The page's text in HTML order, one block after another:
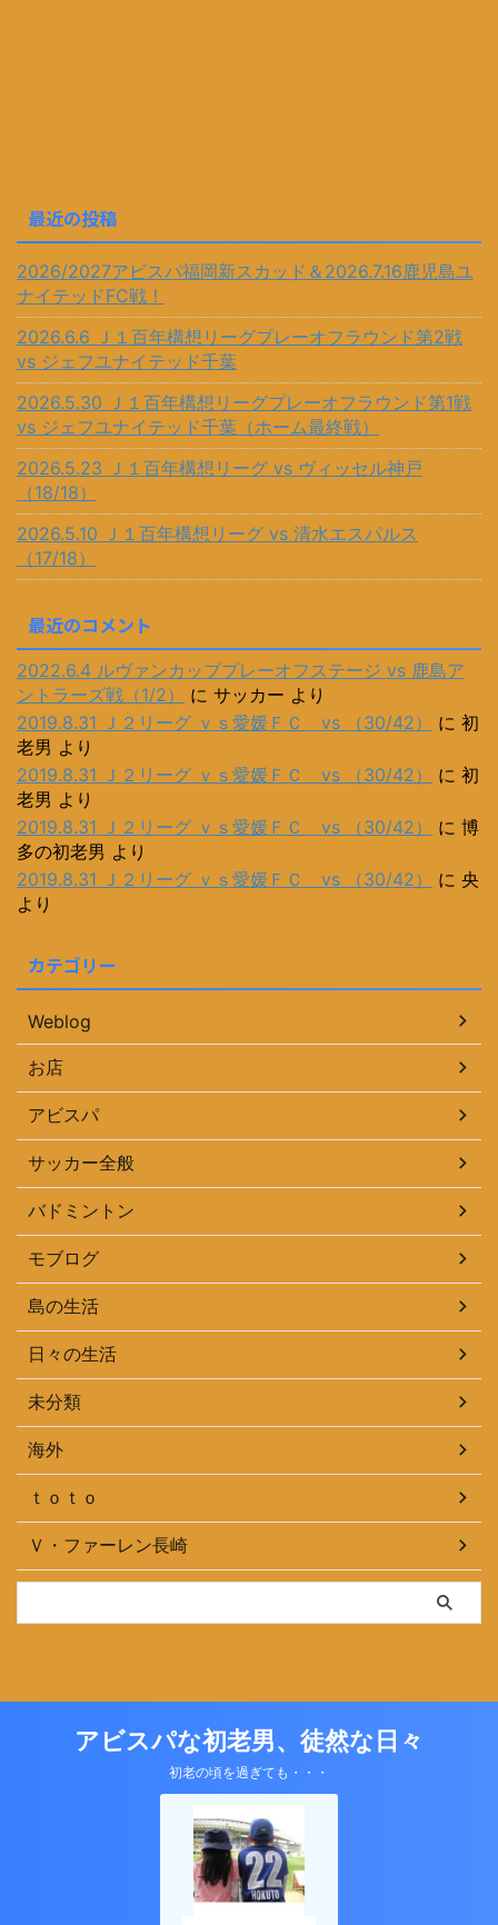
最近の投稿
2026/2027アビスパ福岡新スカッド＆2026.7.16鹿児島ユ
ナイテッドFC戦！
2026.6.6 Ｊ１百年構想リーグプレーオフラウンド第2戦
vs ジェフユナイテッド千葉
2026.5.30 Ｊ１百年構想リーグプレーオフラウンド第1戦
vs ジェフユナイテッド千葉（ホーム最終戦）
2026.5.23 Ｊ１百年構想リーグ vs ヴィッセル神戸
（18/18）
2026.5.10 Ｊ１百年構想リーグ vs 清水エスパルス
（17/18）
最近のコメント
2022.6.4 ルヴァンカッププレーオフステージ vs 鹿島ア
ントラーズ戦（1/2）
に サッカー より
2019.8.31 Ｊ２リーグ ｖｓ愛媛ＦＣ vs （30/42）
に 初
老男 より
2019.8.31 Ｊ２リーグ ｖｓ愛媛ＦＣ vs （30/42）
に 初
老男 より
2019.8.31 Ｊ２リーグ ｖｓ愛媛ＦＣ vs （30/42）
に 博
多の初老男 より
2019.8.31 Ｊ２リーグ ｖｓ愛媛ＦＣ vs （30/42）
に 央
より
カテゴリー
Weblog
お店
アビスパ
サッカー全般
バドミントン
モブログ
島の生活
日々の生活
未分類
海外
ｔｏｔｏ
Ｖ・ファーレン長崎
アビスパな初老男、徒然な日々
初老の頃を過ぎても・・・